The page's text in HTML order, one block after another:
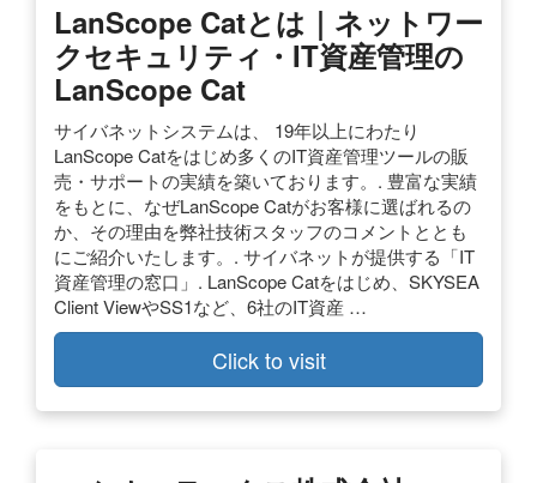
LanScope Catとは｜ネットワー
クセキュリティ・IT資産管理の
LanScope Cat
サイバネットシステムは、 19年以上にわたり
LanScope Catをはじめ多くのIT資産管理ツールの販
売・サポートの実績を築いております。. 豊富な実績
をもとに、なぜLanScope Catがお客様に選ばれるの
か、その理由を弊社技術スタッフのコメントととも
にご紹介いたします。. サイバネットが提供する「IT
資産管理の窓口」. LanScope Catをはじめ、SKYSEA
Client ViewやSS1など、6社のIT資産 …
Click to visit